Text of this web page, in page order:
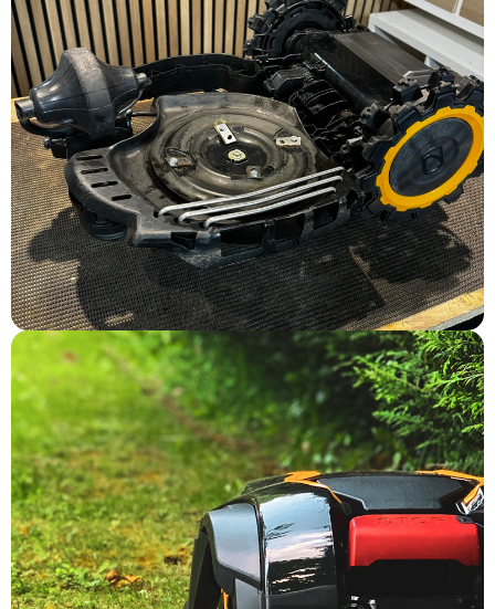
Réparations
Chaque robot et installation doit bénéficier d’un
suivi optimal. C’est pourquoi nous disposons de
systèmes de détection de coupure de fil pour
installations souterraines et d’un atelier de 200m²
dédié à la réparation des robots de tonte en cas de
panne ou de casse.